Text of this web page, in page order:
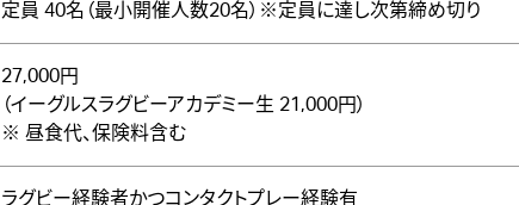
定員 40名（最小開催人数20名）※定員に達し次第締め切り
27,000円
（イーグルスラグビーアカデミー生 21,000円）
※ 昼食代、保険料含む
ラグビー経験者かつコンタクトプレー経験有